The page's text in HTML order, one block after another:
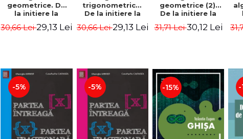
geometrice. De
la initiere la
Marin Chirciu
30,66 Lei29,13 Lei
trigonometrice.
De la initiere la
Marin Chirciu
30,66 Lei29,13 Lei
geometrice (2).
De la initiere la
Marin Chirciu
31,71 Lei30,12 Lei
-5% -5% -15% -